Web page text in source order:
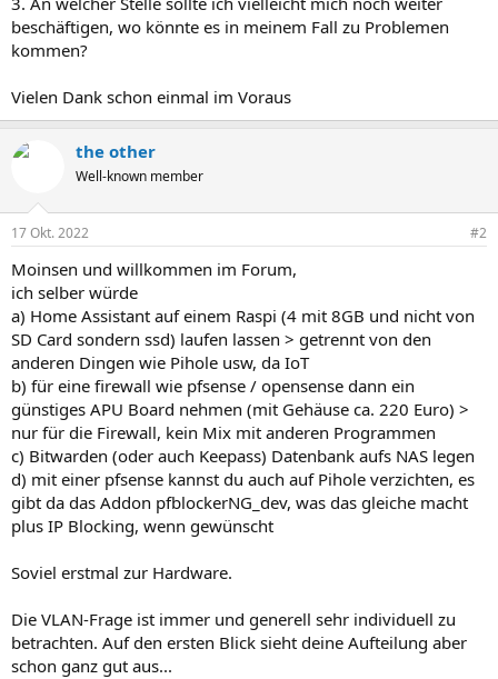
beschäftigen, wo könnte es in meinem Fall zu Problemen
kommen?
Vielen Dank schon einmal im Voraus
the other
Well-known member
17 Okt. 2022 #2
Moinsen und willkommen im Forum,
ich selber würde
a) Home Assistant auf einem Raspi (4 mit 8GB und nicht von
SD Card sondern ssd) laufen lassen > getrennt von den
anderen Dingen wie Pihole usw, da IoT
b) für eine firewall wie pfsense / opensense dann ein
günstiges APU Board nehmen (mit Gehäuse ca. 220 Euro) >
nur für die Firewall, kein Mix mit anderen Programmen
c) Bitwarden (oder auch Keepass) Datenbank aufs NAS legen
d) mit einer pfsense kannst du auch auf Pihole verzichten, es
gibt da das Addon pfblockerNG_dev, was das gleiche macht
plus IP Blocking, wenn gewünscht
Soviel erstmal zur Hardware.
Die VLAN-Frage ist immer und generell sehr individuell zu
betrachten. Auf den ersten Blick sieht deine Aufteilung aber
schon ganz gut aus...